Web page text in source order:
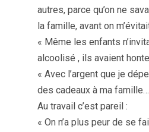
autres, parce qu’on ne
la famille, avant on
« Même les enfants
alcoolisé , ils avaient
« Avec l’argent que je
des cadeaux à ma
Au travail c’est pareil :
« On n’a plus peur de se